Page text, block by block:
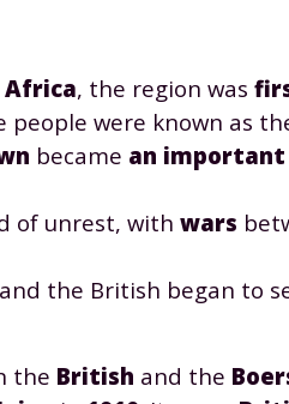
, the region was
people were known as
became an
of unrest, with wars
the British began to
the British and the